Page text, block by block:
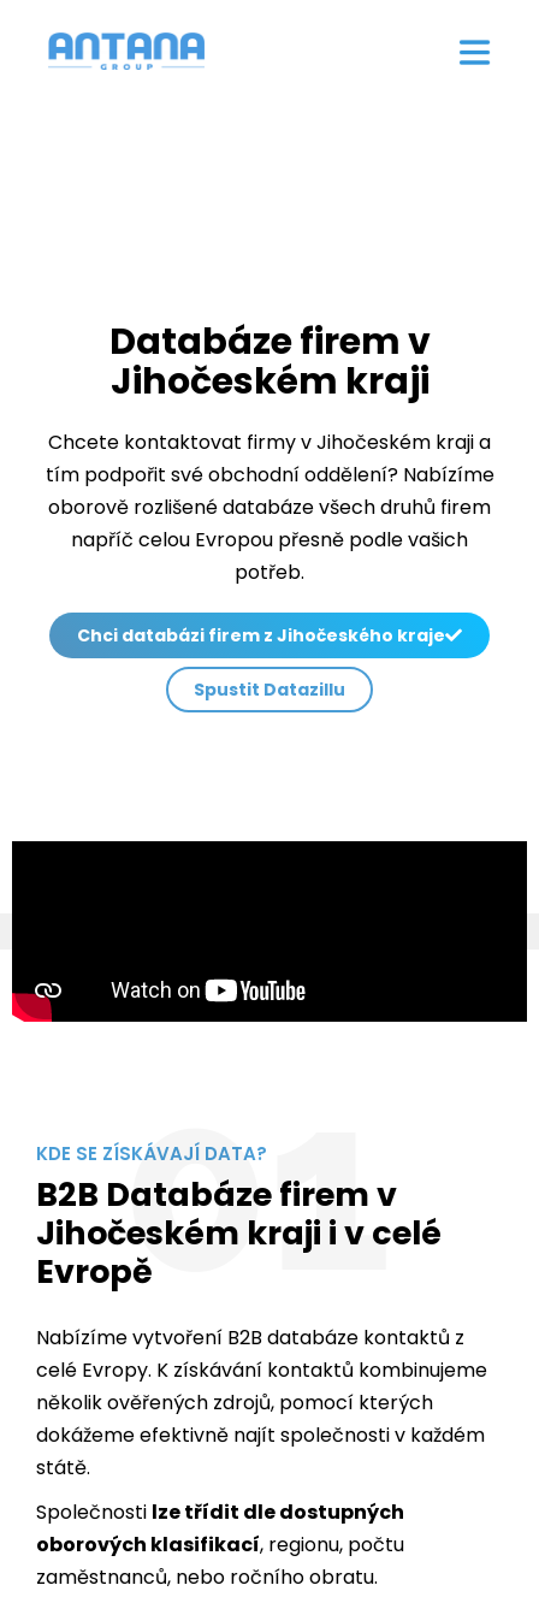
Databáze firem v
Jihočeském kraji
Chcete kontaktovat firmy v Jihočeském kraji a
tím podpořit své obchodní oddělení? Nabízíme
oborově rozlišené databáze všech druhů firem
napříč celou Evropou přesně podle vašich
potřeb.
Chci databázi firem z Jihočeského kraje
Spustit Datazillu
01
KDE SE ZÍSKÁVAJÍ DATA?
B2B Databáze firem v
Jihočeském kraji i v celé
Evropě
Nabízíme vytvoření B2B databáze kontaktů z
celé Evropy. K získávání kontaktů kombinujeme
několik ověřených zdrojů, pomocí kterých
dokážeme efektivně najít společnosti v každém
státě.
Společnosti lze třídit dle dostupných
oborových klasifikací, regionu, počtu
zaměstnanců, nebo ročního obratu.